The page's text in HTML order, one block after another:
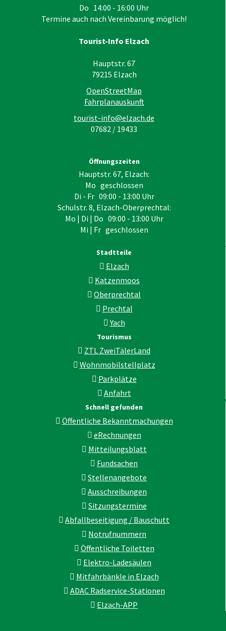
Do 14:00 - 16:00 Uhr
Termine auch nach Vereinbarung möglich!
Tourist-Info Elzach
Hauptstr. 67
79215 Elzach
OpenStreetMap
Fahrplanauskunft
tourist-info@elzach.de
07682 / 19433
Öffnungszeiten
Hauptstr. 67, Elzach:
Mo geschlossen
Di - Fr 09:00 - 13:00 Uhr
Schulstr. 8, Elzach-Oberprechtal:
Mo | Di | Do 09:00 - 13:00 Uhr
Mi | Fr geschlossen
Stadtteile
Elzach
Katzenmoos
Oberprechtal
Prechtal
Yach
Tourismus
ZTL ZweiTälerLand
Wohnmobilstellplatz
Parkplätze
Anfahrt
Schnell gefunden
Öffentliche Bekanntmachungen
eRechnungen
Mitteilungsblatt
Fundsachen
Stellenangebote
Ausschreibungen
Sitzungstermine
Abfallbeseitigung / Bauschutt
Notrufnummern
Öffentliche Toiletten
Elektro-Ladesäulen
Mitfahrbänkle in Elzach
ADAC Radservice-Stationen
Elzach-APP